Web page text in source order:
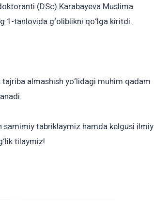
(DSc) Karabayeva Muslima
1-tanlovida g‘oliblikni qo‘lga kiritdi.
almashish yo‘lidagi muhim qadam
tabriklaymiz hamda kelgusi ilmiy